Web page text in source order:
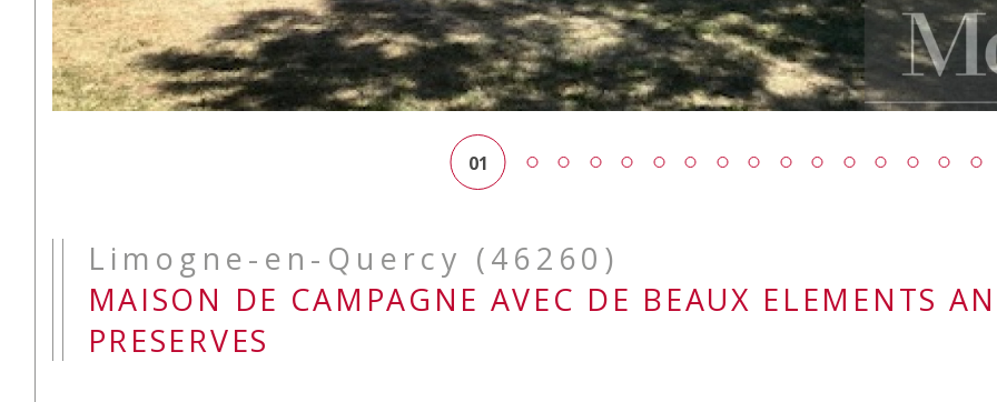
01
Limogne-en-Quercy (46260)
MAISON DE CAMPAGNE AVEC DE BEAUX ELEMENTS
PRESERVES